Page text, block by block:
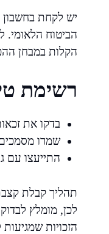
יש לקחת
הביטוח
הקלות במבחן
רשימת
בדקו את
שמרו מסמכים
התייעצו עם
תהליך קבלת
לכן, מומלץ
הזכויות